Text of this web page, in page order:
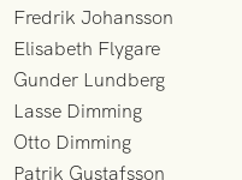
Fredrik Johansson
Elisabeth Flygare
Gunder Lundberg
Lasse Dimming
Otto Dimming
Patrik Gustafsson